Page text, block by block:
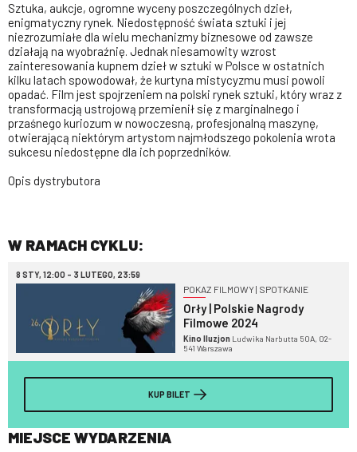
Sztuka, aukcje, ogromne wyceny poszczególnych dzieł,
enigmatyczny rynek. Niedostępność świata sztuki i jej
niezrozumiałe dla wielu mechanizmy biznesowe od zawsze
działają na wyobraźnię. Jednak niesamowity wzrost
zainteresowania kupnem dzieł w sztuki w Polsce w ostatnich
kilku latach spowodował, że kurtyna mistycyzmu musi powoli
opadać. Film jest spojrzeniem na polski rynek sztuki, który wraz z
transformacją ustrojową przemienił się z marginalnego i
przaśnego kuriozum w nowoczesną, profesjonalną maszynę,
otwierającą niektórym artystom najmłodszego pokolenia wrota
sukcesu niedostępne dla ich poprzedników.
Opis dystrybutora
W RAMACH CYKLU:
8 STY, 12:00 - 3 LUTEGO, 23:59
POKAZ FILMOWY | SPOTKANIE
Orły | Polskie Nagrody
Filmowe 2024
Kino Iluzjon Ludwika Narbutta 50A, 02-
541 Warszawa
KUP BILET
MIEJSCE WYDARZENIA